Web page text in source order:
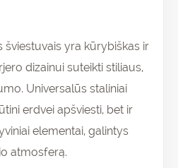
šviestuvais yra kūrybiškas ir
dizainui suteikti stiliaus,
Universalūs staliniai
erdvei apšviesti, bet ir
elementai, galintys
atmosferą.